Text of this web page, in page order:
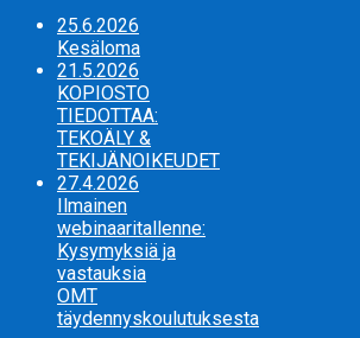
25.6.2026
Kesäloma
21.5.2026
KOPIOSTO
TIEDOTTAA:
TEKOÄLY &
TEKIJÄNOIKEUDET
27.4.2026
Ilmainen
webinaaritallenne:
Kysymyksiä ja
vastauksia
OMT
täydennyskoulutuksesta